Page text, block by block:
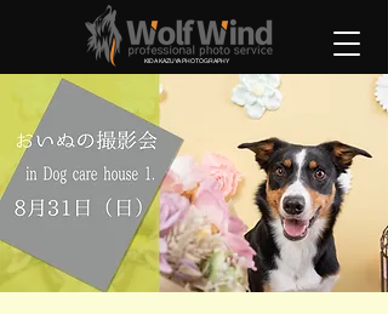
KIDA KAZUYA PHOTOGRAPHY